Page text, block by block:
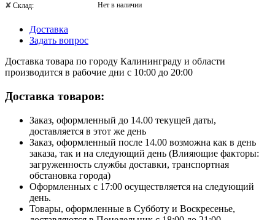
Склад: Нет в наличии
Доставка
Задать вопрос
Доставка товара по городу Калининграду и области
производится в рабочие дни с 10:00 до 20:00
Доставка товаров:
Заказ, оформленный до 14.00 текущей даты,
доставляется в этот же день
Заказ, оформленный после 14.00 возможна как в день
заказа, так и на следующий день (Влияющие факторы:
загруженность службы доставки, транспортная
обстановка города)
Оформленных с 17:00 осуществляется на следующий
день.
Товары, оформленные в Субботу и Воскресенье,